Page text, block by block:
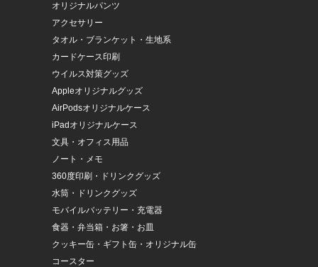
オリジナルパンツ
アクセサリー
タオル・ブランケット・生地系
カードケース印刷
ウイルス対策グッズ
Appleオリジナルグッズ
AirPodsオリジナルケース
iPadオリジナルケース
文具・オフィス用品
ノート・メモ
360度印刷・ドリンクグッズ
水筒・ドリンクグッズ
モバイルバッテリー・充電器
食器・弁当箱・お箸・お皿
クッキー缶・ギフト缶・オリジナル缶
コースター